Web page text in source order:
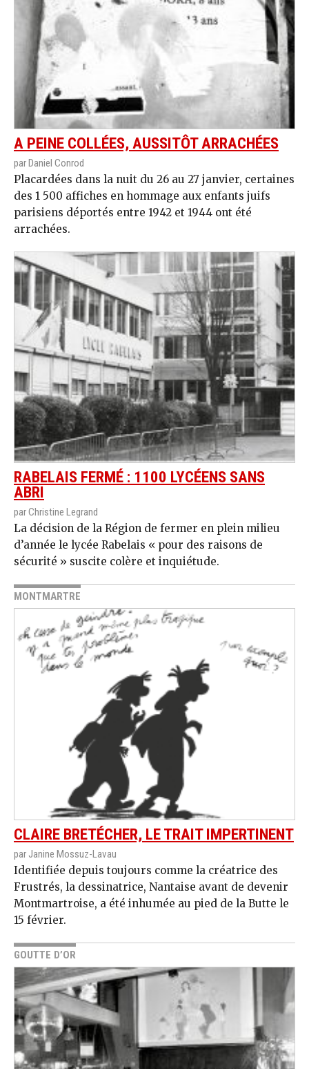
A PEINE COLLÉES, AUSSITÔT ARRACHÉES
par Daniel Conrod
Placardées dans la nuit du 26 au 27 janvier, certaines
des 1 500 affiches en hommage aux enfants juifs
parisiens déportés entre 1942 et 1944 ont été
arrachées.
RABELAIS FERMÉ : 1100 LYCÉENS SANS
ABRI
par Christine Legrand
La décision de la Région de fermer en plein milieu
d’année le lycée Rabelais « pour des raisons de
sécurité » suscite colère et inquiétude.
MONTMARTRE
CLAIRE BRETÉCHER, LE TRAIT IMPERTINENT
par Janine Mossuz-Lavau
Identifiée depuis toujours comme la créatrice des
Frustrés, la dessinatrice, Nantaise avant de devenir
Montmartroise, a été inhumée au pied de la Butte le
15 février.
GOUTTE D’OR